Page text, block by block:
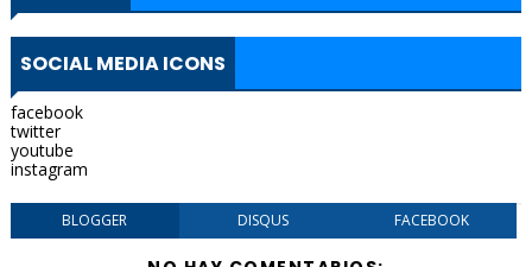
SOCIAL MEDIA ICONS
facebook
twitter
youtube
instagram
BLOGGER DISQUS FACEBOOK